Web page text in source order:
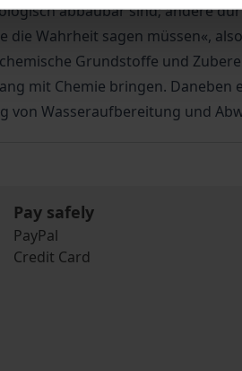
abbaubar sind; andere
Wahrheit sagen müssen«,
Grundstoffe und
mit Chemie bringen.
von Wasseraufbereitung und
Pay safely
PayPal
Credit Card